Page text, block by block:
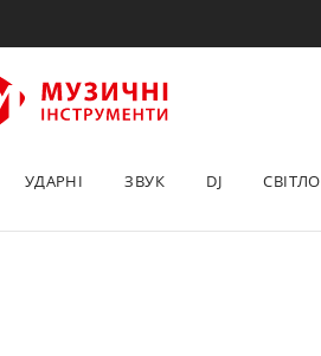
УДАРНІ ЗВУК DJ СВІТЛО